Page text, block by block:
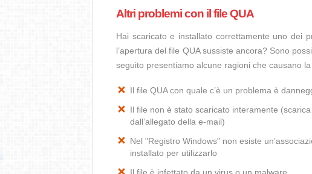
Altri problemi con il file QUA
Hai scaricato e installato correttamente uno dei
l’apertura del file QUA sussiste ancora? Sono
seguito presentiamo alcune ragioni che causano
Il file QUA con quale c’è un problema è
Il file non è stato scaricato interamente
dall’allegato della e-mail)
Nel "Registro Windows" non esiste
installato per utilizzarlo